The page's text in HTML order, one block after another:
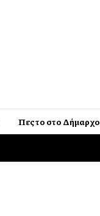
Πες το στο Δήμαρχο